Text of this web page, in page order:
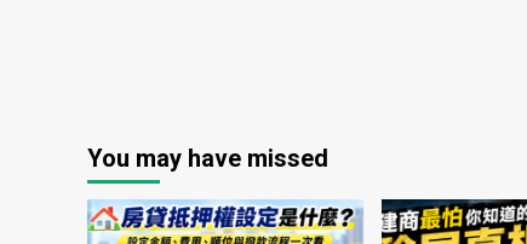
You may have missed